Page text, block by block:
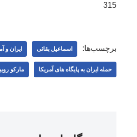
315
برچسب‌ها: اسماعیل بقائی ایران و
حمله ایران به پایگاه های آمریکا مارکو